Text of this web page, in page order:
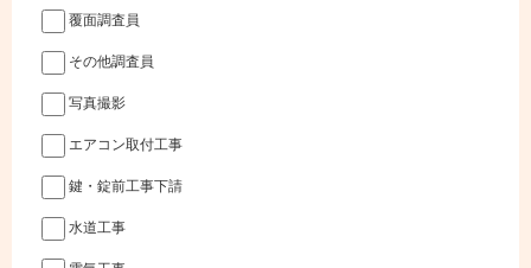
覆面調査員
その他調査員
写真撮影
エアコン取付工事
鍵・錠前工事下請
水道工事